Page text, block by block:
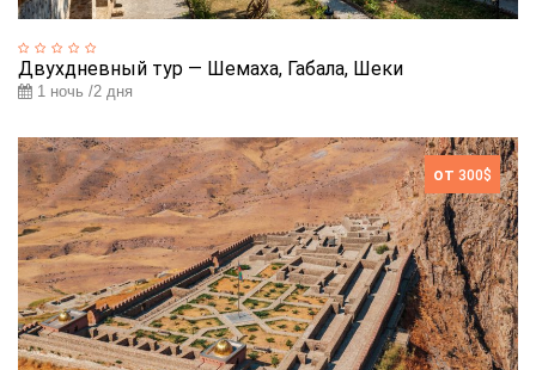
Двухдневный тур — Шемаха, Габала, Шеки
1 ночь /2 дня
от 300$